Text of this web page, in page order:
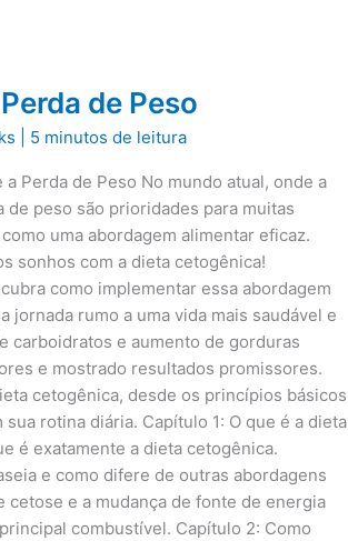
de Peso
5 minutos de leitura
Perda de Peso No mundo atual, onde a
peso são prioridades para muitas
uma abordagem alimentar eficaz.
sonhos com a dieta cetogênica!
como implementar essa abordagem
rumo a uma vida mais saudável e
carboidratos e aumento de gorduras
e mostrado resultados promissores.
cetogênica, desde os princípios básicos
rotina diária. Capítulo 1: O que é a dieta
é exatamente a dieta cetogênica.
e como difere de outras abordagens
e a mudança de fonte de energia
combustível. Capítulo 2: Como